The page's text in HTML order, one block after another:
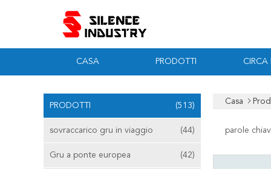
CASA PRODOTTI CIRCA
PRODOTTI (513)
sovraccarico gru in viaggio (44)
Gru a ponte europea (42)
Casa
parole